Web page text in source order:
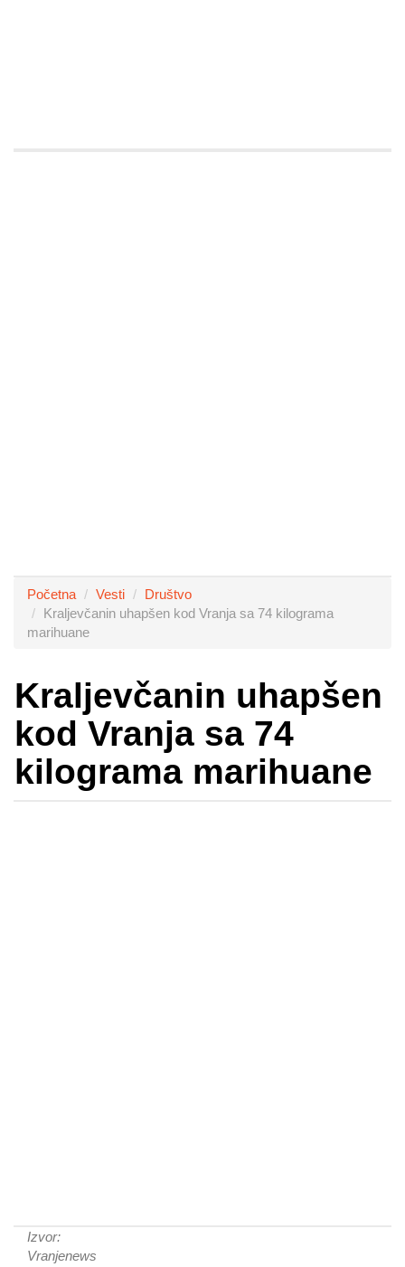
Početna Vesti
Društvo
Kraljevčanin uhapšen kod Vranja sa 74 kilograma
marihuane
Kraljevčanin uhapšen
kod Vranja sa 74
kilograma marihuane
Izvor:
Vranjenews